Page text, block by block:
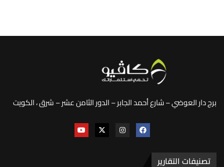
برج دار العوضي – شارع أحمد الجابر – الدور الثامن عشر – شرق ، الكويت
تصنيفات التقارير